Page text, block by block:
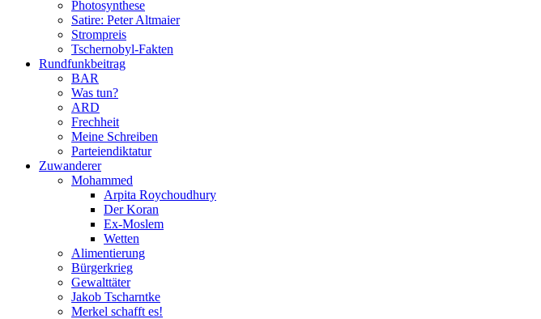
Photosynthese
Satire: Peter Altmaier
Strompreis
Tschernobyl-Fakten
Rundfunkbeitrag
BAR
Was tun?
ARD
Frechheit
Meine Schreiben
Parteiendiktatur
Zuwanderer
Mohammed
Arpita Roychoudhury
Der Koran
Ex-Moslem
Wetten
Alimentierung
Bürgerkrieg
Gewalttäter
Jakob Tscharntke
Merkel schafft es!